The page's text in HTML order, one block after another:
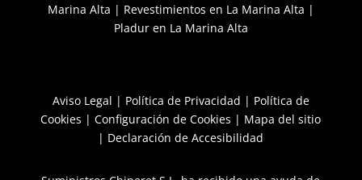
Marina Alta | Revestimientos en La Marina Alta |
Pladur en La Marina Alta
Aviso Legal | Política de Privacidad | Política de
Cookies |Configuración de Cookies | Mapa del sitio
| Declaración de Accesibilidad